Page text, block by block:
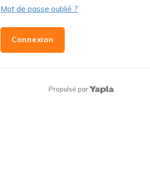
Mot de passe oublié ?
Connexion
Propulsé par